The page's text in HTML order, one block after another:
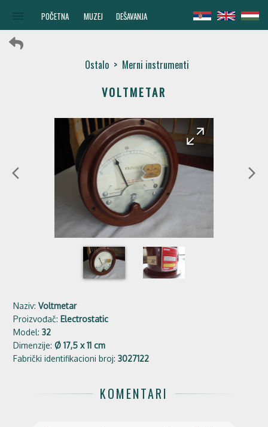
POČETNA MUZEJ DEŠAVANJA
Ostalo > Merni instrumenti
VOLTMETAR
arrow_back_ios
arrow_back
arrow_forward
arrow_forward_ios
Naziv:Voltmetar
Proizvođač: Electrostatic
Model:32
Dimenzije:Ø 17,5 x 11 cm
Fabrički identifikacioni broj:3027122
KOMENTARI